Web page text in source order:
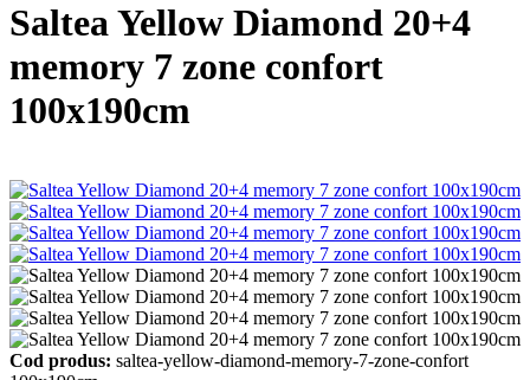
Saltea Yellow Diamond 20+4
memory 7 zone confort
100x190cm
Cod produs: saltea-yellow-diamond-memory-7-zone-confort